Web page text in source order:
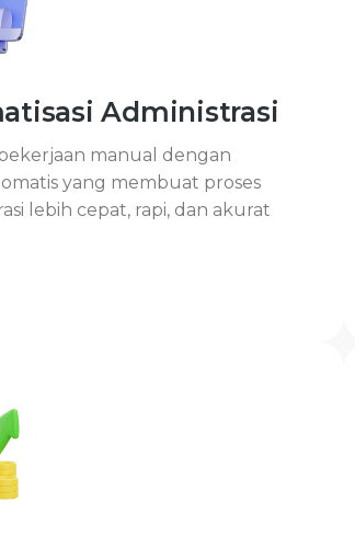
Administrasi
manual dengan
yang membuat proses
lebih cepat, rapi, dan akurat